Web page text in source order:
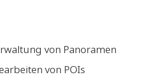
von Panoramen
von POIs